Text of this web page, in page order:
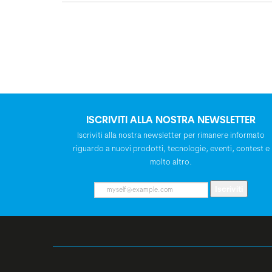
ISCRIVITI ALLA NOSTRA NEWSLETTER
Iscriviti alla nostra newsletter per rimanere informato
riguardo a nuovi prodotti, tecnologie, eventi, contest e
molto altro.